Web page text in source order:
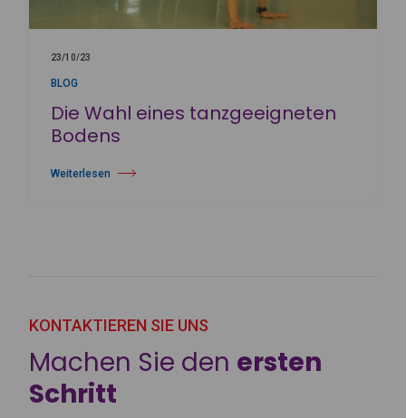
23/10/23
BLOG
Die Wahl eines tanzgeeigneten
Bodens
Weiterlesen
über Die Wahl eines tanzgeeigneten Bodens
KONTAKTIEREN SIE UNS
Machen Sie den ersten
Schritt